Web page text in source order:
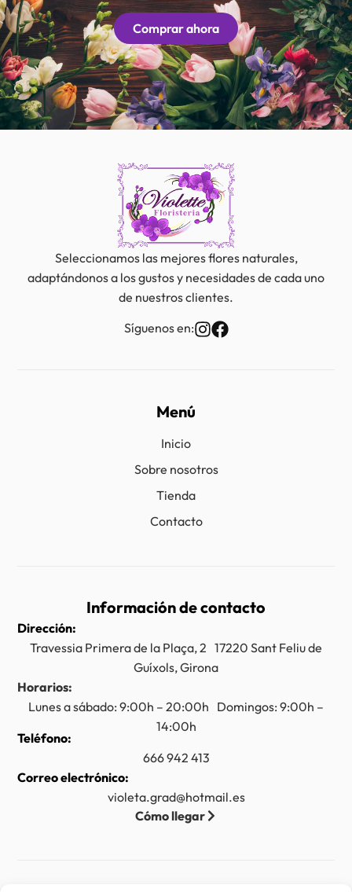
Comprar ahora
Seleccionamos las mejores flores naturales,
adaptándonos a los gustos y necesidades de cada uno
de nuestros clientes.
Síguenos en:
Menú
Inicio
Sobre nosotros
Tienda
Contacto
Información de contacto
Dirección:
Travessia Primera de la Plaça, 2 17220 Sant Feliu de
Guíxols, Girona
Horarios:
Lunes a sábado: 9:00h – 20:00h Domingos: 9:00h –
14:00h
Teléfono:
666 942 413
Correo electrónico:
violeta.grad@hotmail.es
Cómo llegar